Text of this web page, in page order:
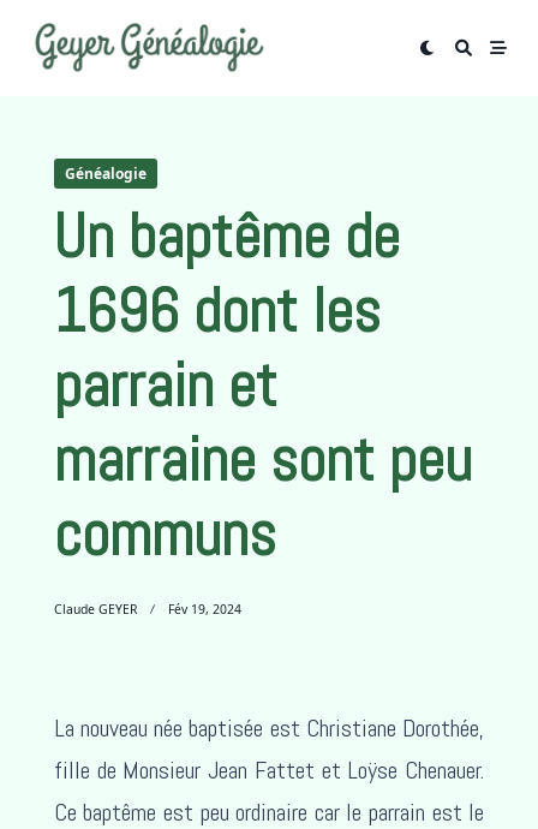
content
Généalogie
Un baptême de
1696 dont les
parrain et
marraine sont peu
communs
Claude GEYER Fév 19, 2024
La nouveau née baptisée est Christiane Dorothée,
fille de Monsieur Jean Fattet et Loÿse Chenauer.
Ce baptême est peu ordinaire car le parrain est le